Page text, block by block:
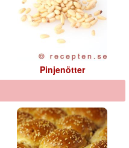
Pinjenötter